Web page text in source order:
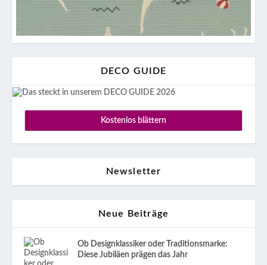
DECO GUIDE
Kostenlos blättern
Newsletter
Neue Beiträge
Ob Designklassiker oder Traditionsmarke:
Diese Jubiläen prägen das Jahr